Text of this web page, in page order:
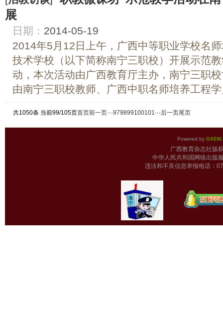
展
日期： 2014-05-19
2014年5月12日上午，广西中等职业学校名
技术学校（以下简称南宁三职校）开展示范
动，本次活动由广西教育厅主办，南宁三职
由南宁三职校教师、广西中职名师培养工程
共1050条 当前99/105页首页前一页···979899100101···后一页尾页
Powered by
广西教育杂志
中华人民共和国网络出版
违法和不良信息举报电话：